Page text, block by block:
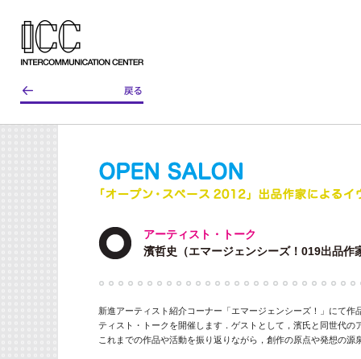
アーティスト・トーク
濱哲史（エマージェンシーズ！019出品作
新進アーティスト紹介コーナー「エマージェンシーズ！」にて作
ティスト・トークを開催します．ゲストとして，濱氏と同世代の
これまでの作品や活動を振り返りながら，創作の原点や発想の源